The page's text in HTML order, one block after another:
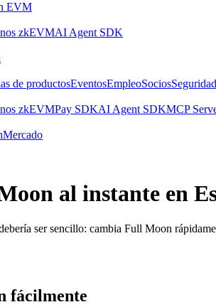
EVM
zkEVMAI Agent SDK
de productosEventosEmpleoSociosSeguridad
zkEVMPay SDKAI Agent SDKMCP
Mercado
al instante en
ser sencillo: cambia Full Moon
fácilmente